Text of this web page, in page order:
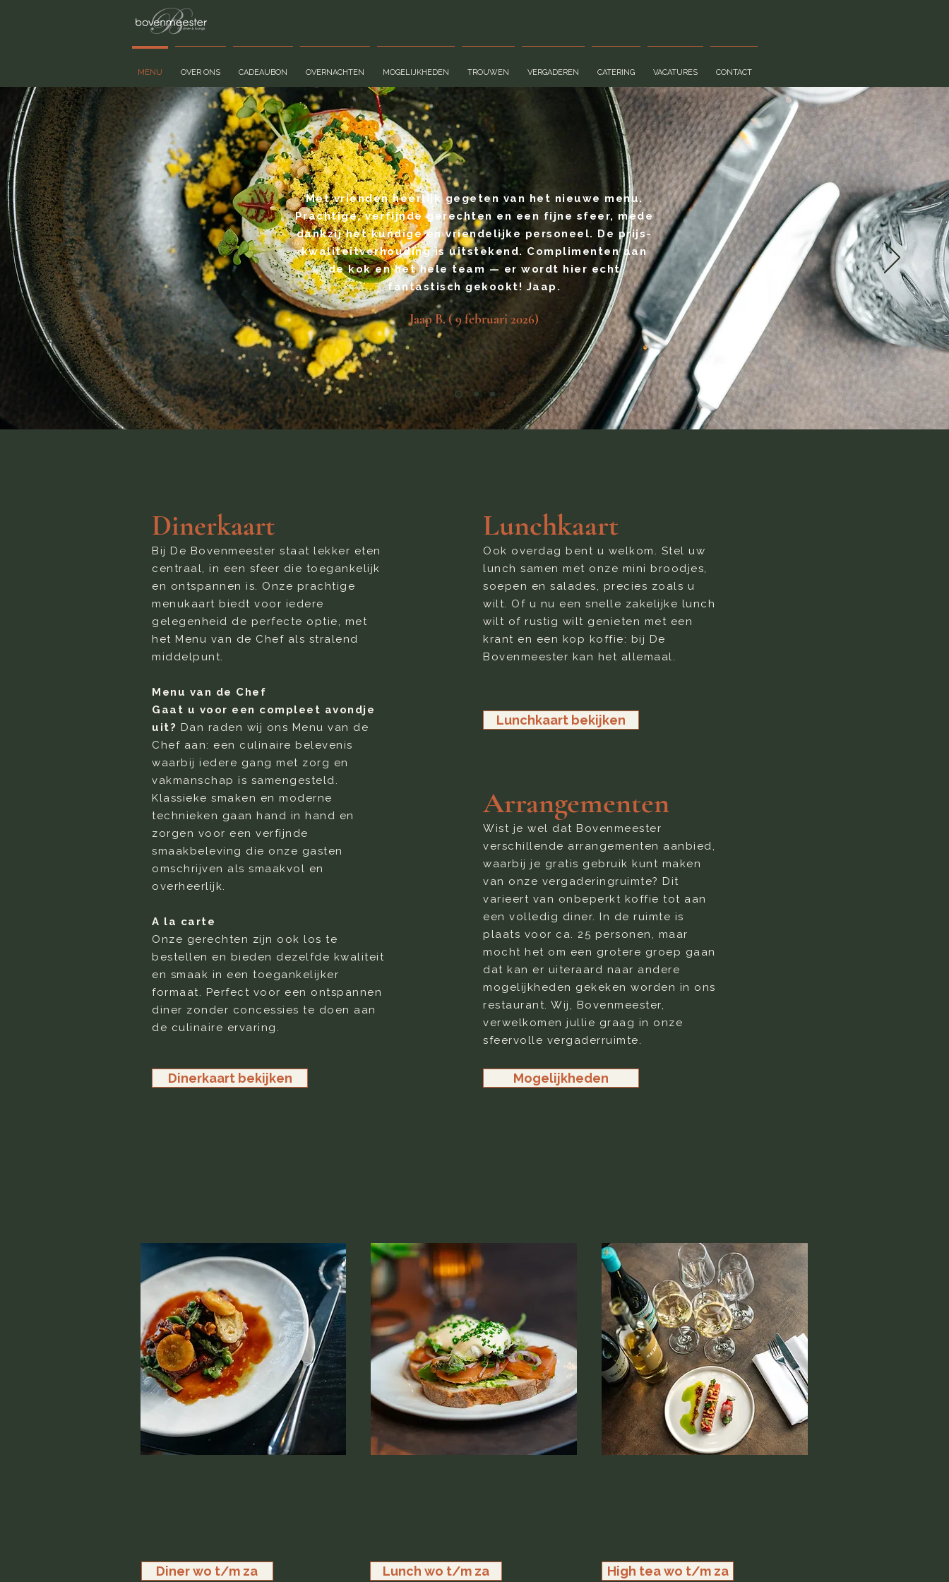
MENU OVER ONS CADEAUBON OVERNACHTEN MOGELIJKHEDEN TROUWEN VERGADEREN CATERING VACATURES CONTACT
Met vrienden heerlijk gegeten van het nieuwe menu.
Prachtige, verfijnde gerechten en een fijne sfeer, mede
dankzij het kundige en vriendelijke personeel. De prijs-
kwaliteitverhouding is uitstekend. Complimenten aan
de kok en het hele team — er wordt hier echt
fantastisch gekookt! Jaap.
Jaap B. ( 9 februari 2026)
Dinerkaart
Bij De Bovenmeester staat lekker eten
centraal, in een sfeer die toegankelijk
en ontspannen is. Onze prachtige
menukaart biedt voor iedere
gelegenheid de perfecte optie, met
het Menu van de Chef als stralend
middelpunt.
Menu van de Chef​
Gaat u voor een compleet avondje
uit? Dan raden wij ons Menu van de
Chef aan: een culinaire belevenis
waarbij iedere gang met zorg en
vakmanschap is samengesteld.
Klassieke smaken en moderne
technieken gaan hand in hand en
zorgen voor een verfijnde
smaakbeleving die onze gasten
omschrijven als smaakvol en
overheerlijk.
A la carte
Onze gerechten zijn ook los te
bestellen en bieden dezelfde kwaliteit
en smaak in een toegankelijker
formaat. Perfect voor een ontspannen
diner zonder concessies te doen aan
de culinaire ervaring.
Dinerkaart bekijken
Lunchkaart
Ook overdag bent u welkom. Stel uw
lunch samen met onze mini broodjes,
soepen en salades, precies zoals u
wilt. Of u nu een snelle zakelijke lunch
wilt of rustig wilt genieten met een
krant en een kop koffie: bij De
Bovenmeester kan het allemaal.
Lunchkaart bekijken
Arrangementen
Wist je wel dat Bovenmeester
verschillende arrangementen aanbied,
waarbij je gratis gebruik kunt maken
van onze vergaderingruimte? Dit
varieert van onbeperkt koffie tot aan
een volledig diner. In de ruimte is
plaats voor ca. 25 personen, maar
mocht het om een grotere groep gaan
dat kan er uiteraard naar andere
mogelijkheden gekeken worden in ons
restaurant. Wij, Bovenmeester,
verwelkomen jullie graag in onze
sfeervolle vergaderruimte.
Mogelijkheden
Diner wo t/m za Lunch wo t/m za High tea wo t/m za